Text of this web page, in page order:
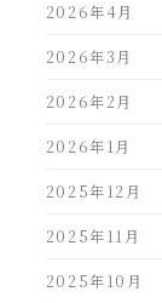
2026年4月
2026年3月
2026年2月
2026年1月
2025年12月
2025年11月
2025年10月